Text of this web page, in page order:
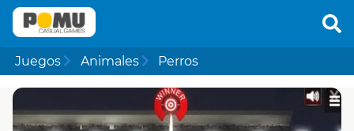
Juegos Animales Perros